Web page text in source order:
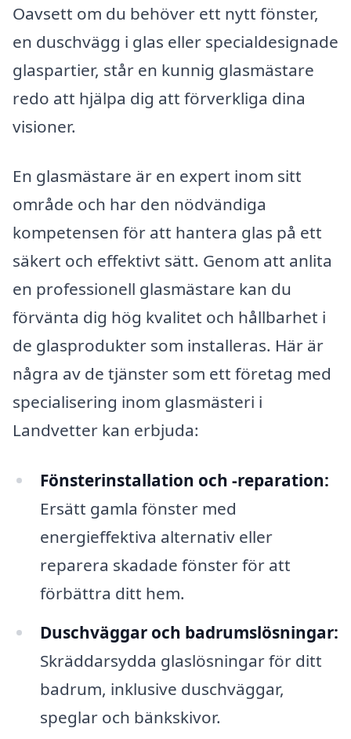
Oavsett om du behöver ett nytt fönster,
en duschvägg i glas eller specialdesignade
glaspartier, står en kunnig glasmästare
redo att hjälpa dig att förverkliga dina
visioner.
En glasmästare är en expert inom sitt
område och har den nödvändiga
kompetensen för att hantera glas på ett
säkert och effektivt sätt. Genom att anlita
en professionell glasmästare kan du
förvänta dig hög kvalitet och hållbarhet i
de glasprodukter som installeras. Här är
några av de tjänster som ett företag med
specialisering inom glasmästeri i
Landvetter kan erbjuda:
Fönsterinstallation och -reparation:
Ersätt gamla fönster med
energieffektiva alternativ eller
reparera skadade fönster för att
förbättra ditt hem.
Duschväggar och badrumslösningar:
Skräddarsydda glaslösningar för ditt
badrum, inklusive duschväggar,
speglar och bänkskivor.